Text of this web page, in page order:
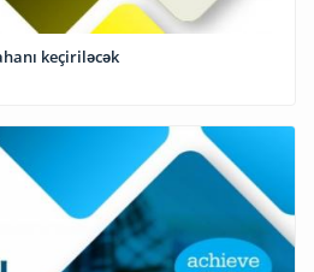
keçiriləcək